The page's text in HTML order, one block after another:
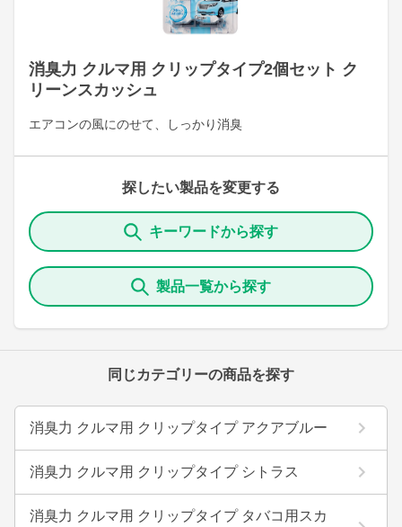
消臭力 クルマ用 クリップタイプ2個セット ク
リーンスカッシュ
エアコンの風にのせて、しっかり消臭
探したい製品を変更する
キーワードから探す
製品一覧から探す
同じカテゴリーの商品を探す
消臭力 クルマ用 クリップタイプ アクアブルー
消臭力 クルマ用 クリップタイプ シトラス
消臭力 クルマ用 クリップタイプ タバコ用スカ